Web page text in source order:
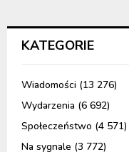
KATEGORIE
Wiadomości (13 276)
Wydarzenia (6 692)
Społeczeństwo (4 571)
Na sygnale (3 772)